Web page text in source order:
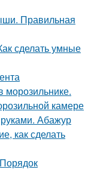
Правильная
сделать умные
морозильнике.
камере
Абажур
как сделать